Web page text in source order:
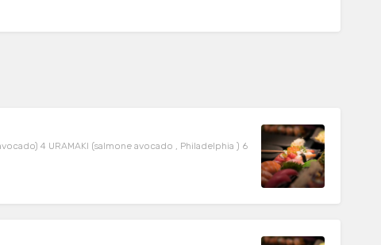
4 URAMAKI (salmone avocado , Philadelphia ) 6